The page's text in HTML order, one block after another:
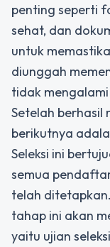
penting seperti
sehat, dan
untuk
diunggah
tidak
Setelah berhasil
berikutnya
Seleksi ini
semua
telah
tahap ini akan
yaitu ujian